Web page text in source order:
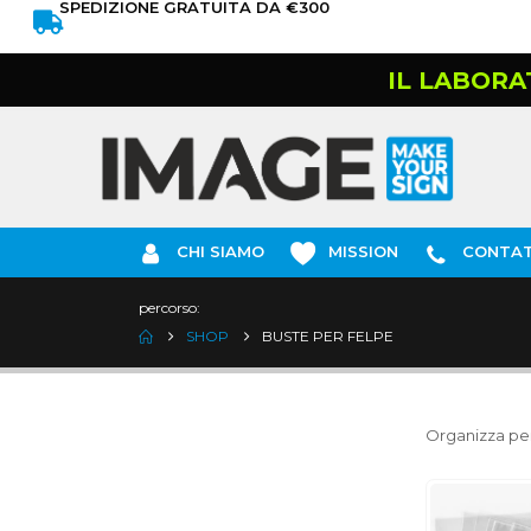
SPEDIZIONE GRATUITA DA €300
IL
CHI SIAMO MISSION
percorso:
SHOP
BUSTE PER FELPE
Organizza